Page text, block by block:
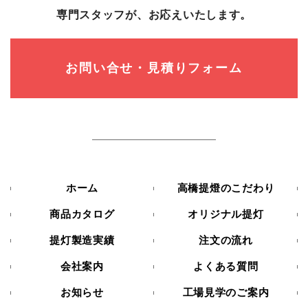
専⾨スタッフが、お応えいたします。
お問い合せ・見積りフォーム
ホーム 高橋提燈のこだわり
商品カタログ オリジナル提灯
提灯製造実績 注文の流れ
会社案内 よくある質問
お知らせ 工場見学のご案内